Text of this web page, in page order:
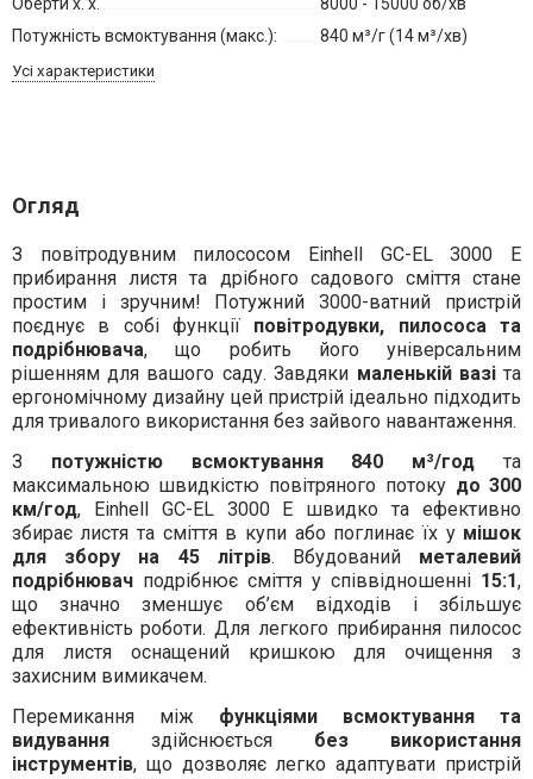
Потужність всмоктування (макс.):
840 м³/г (14 м³/хв)
Усі характеристики
Огляд
З повітродувним пилососом Einhell GC-EL 3000 E
прибирання листя та дрібного садового сміття стане
простим і зручним! Потужний 3000-ватний пристрій
поєднує в собі функції повітродувки, пилососа та
подрібнювача, що робить його універсальним
рішенням для вашого саду. Завдяки маленькій вазіта
ергономічному дизайну цей пристрій ідеально підходить
для тривалого використання без зайвого навантаження.
З потужністю всмоктування 840 м³/год та
максимальною швидкістю повітряного потоку до 300
км/год, Einhell GC-EL 3000 E швидко та ефективно
збирає листя та сміття в купи або поглинає їх у мішок
для збору на 45 літрів. Вбудований металевий
подрібнювачподрібнює сміття у співвідношенні 15:1,
що значно зменшує об’єм відходів і збільшує
ефективність роботи. Для легкого прибирання пилосос
для листя оснащений кришкою для очищення з
захисним вимикачем.
Перемикання між функціями всмоктування та
видуванняздійснюється без використання
інструментів, що дозволяє легко адаптувати пристрій